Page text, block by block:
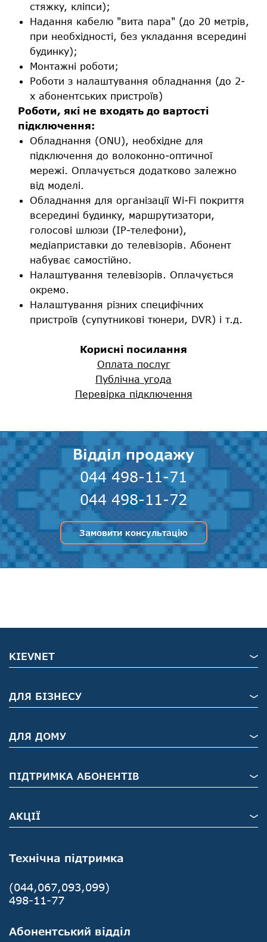
стяжку, кліпси);
Надання кабелю "вита пара" (до 20 метрів,
при необхідності, без укладання всередині
будинку);
Монтажні роботи;
Роботи з налаштування обладнання (до 2-
х абонентських пристроїв)
Роботи, які не входять до вартості
підключення:
Обладнання (ONU), необхідне для
підключення до волоконно-оптичної
мережі. Оплачується додатково залежно
від моделі.
Обладнання для організації Wi-Fi покриття
всередині будинку, маршрутизатори,
голосові шлюзи (IP-телефони),
медіаприставки до телевізорів. Абонент
набуває самостійно.
Налаштування телевізорів. Оплачується
окремо.
Налаштування різних специфічних
пристроїв (супутникові тюнери, DVR) і т.д.
Корисні посилання
Оплата послуг
Публічна угода
Перевірка підключення
Відділ продажу
044 498-11-71
044 498-11-72
Замовити консультацію
Технічна підтримка
(044,067,093,099)
498-11-77
Абонентський відділ
KIEVNET
ДЛЯ БІЗНЕСУ
ДЛЯ ДОМУ
ПІДТРИМКА АБОНЕНТІВ
АКЦІЇ